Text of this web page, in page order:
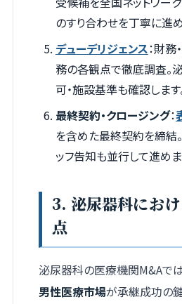
のすり合わせを丁寧に進め
デューデリジェンス：財務
務の各観点で徹底調査。
可・施設基準も確認します
最終契約・クロージング：
を含めた最終契約を締結
ッフ告知も並行して進めま
3. 泌尿器科にお
点
泌尿器科の医療機関M&Aでは
男性医療市場が承継成功の